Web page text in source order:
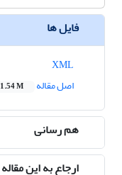
فایل ها
اصل مقاله
1.54 M
هم رسانی
ارجاع به این مقاله